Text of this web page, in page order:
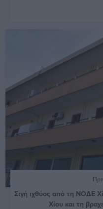
Σιγή ιχθύος από τη ΝΟΔΕ
Χίου και τη